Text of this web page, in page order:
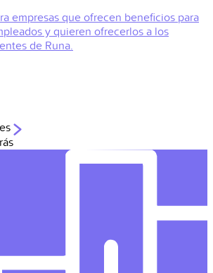
empresas que ofrecen beneficios para
y quieren ofrecerlos a los
de Runa.